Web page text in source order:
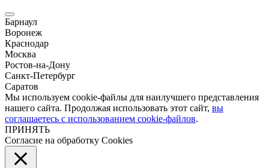
Барнаул
Воронеж
Краснодар
Москва
Ростов-на-Дону
Санкт-Петербург
Саратов
Мы используем cookie-файлы для наилучшего представления
нашего сайта. Продолжая использовать этот сайт, вы
соглашаетесь с использованием cookie-файлов.
ПРИНЯТЬ
Согласие на обработку Cookies